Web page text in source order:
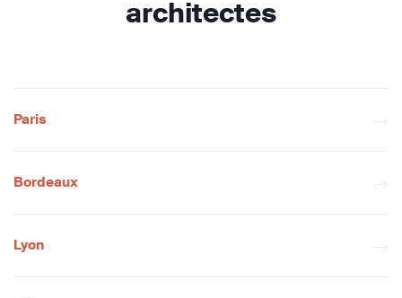
architectes
Paris
Bordeaux
Lyon